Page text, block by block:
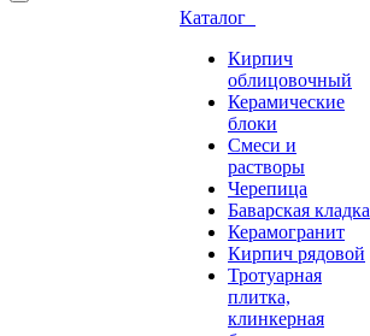
Каталог
Кирпич
облицовочный
Керамические
блоки
Смеси и
растворы
Черепица
Баварская кладка
Керамогранит
Кирпич рядовой
Тротуарная
плитка,
клинкерная